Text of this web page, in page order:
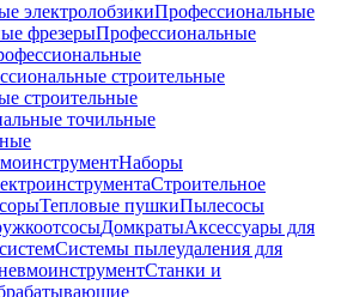
электролобзикиПрофессиональные
фрезерыПрофессиональные
строительные
строительные
точильные
Наборы
Строительное
Тепловые пушкиПылесосы
ДомкратыАксессуары для
Системы пылеудаления для
Станки и